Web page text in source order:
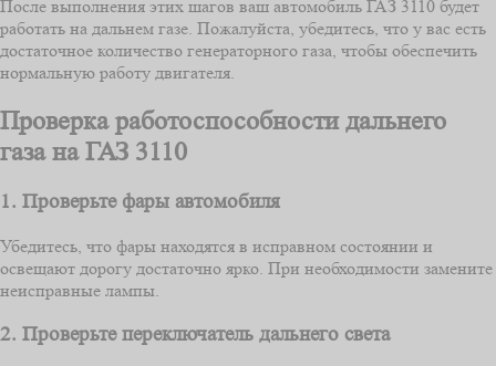
После выполнения этих шагов ваш автомобиль ГАЗ 3110 будет
работать на дальнем газе. Пожалуйста, убедитесь, что у вас есть
достаточное количество генераторного газа, чтобы обеспечить
нормальную работу двигателя.
Проверка работоспособности дальнего
газа на ГАЗ 3110
1. Проверьте фары автомобиля
Убедитесь, что фары находятся в исправном состоянии и
освещают дорогу достаточно ярко. При необходимости замените
неисправные лампы.
2. Проверьте переключатель дальнего света